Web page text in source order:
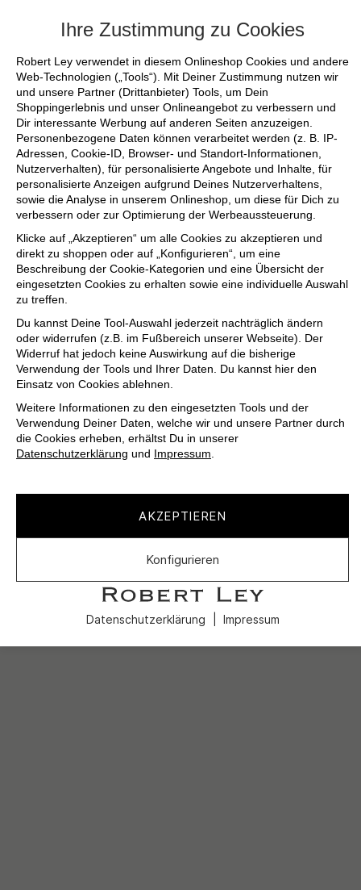
Ihre Zustimmung zu Cookies
Robert Ley verwendet in diesem Onlineshop Cookies und andere
Web-Technologien („Tools“). Mit Deiner Zustimmung nutzen wir
und unsere Partner (Drittanbieter) Tools, um Dein
Shoppingerlebnis und unser Onlineangebot zu verbessern und
Dir interessante Werbung auf anderen Seiten anzuzeigen.
Personenbezogene Daten können verarbeitet werden (z. B. IP-
Adressen, Cookie-ID, Browser- und Standort-Informationen,
Nutzerverhalten), für personalisierte Angebote und Inhalte, für
personalisierte Anzeigen aufgrund Deines Nutzerverhaltens,
sowie die Analyse in unserem Onlineshop, um diese für Dich zu
verbessern oder zur Optimierung der Werbeaussteuerung.
Klicke auf „Akzeptieren“ um alle Cookies zu akzeptieren und
direkt zu shoppen oder auf „Konfigurieren“, um eine
Beschreibung der Cookie-Kategorien und eine Übersicht der
eingesetzten Cookies zu erhalten sowie eine individuelle Auswahl
zu treffen.
Du kannst Deine Tool-Auswahl jederzeit nachträglich ändern
oder widerrufen (z.B. im Fußbereich unserer Webseite). Der
Widerruf hat jedoch keine Auswirkung auf die bisherige
Verwendung der Tools und Ihrer Daten. Du kannst hier den
Einsatz von Cookies ablehnen.
Weitere Informationen zu den eingesetzten Tools und der
Verwendung Deiner Daten, welche wir und unsere Partner durch
die Cookies erheben, erhältst Du in unserer
Datenschutzerklärung und Impressum.
AKZEPTIEREN
Konfigurieren
Datenschutzerklärung Impressum